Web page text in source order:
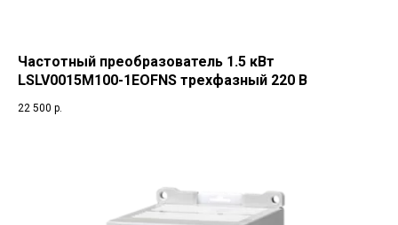
Частотный преобразователь 1.5 кВт
LSLV0015M100-1EOFNS трехфазный 220 В
22 500 р.